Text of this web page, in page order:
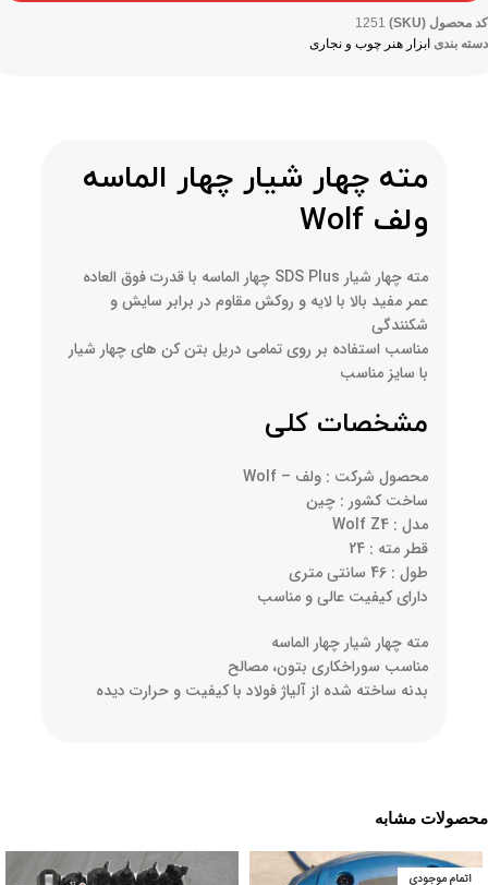
کد محصول (SKU)
1251
دسته بندی ابزار هنر چوب و نجاری
مته چهار شیار چهار الماسه
ولف Wolf
مته چهار شیار SDS Plus چهار الماسه با قدرت فوق العاده
عمر مفید بالا با لایه و روکش مقاوم در برابر سایش و
شکنندگی
مناسب استفاده بر روی تمامی دریل بتن کن های چهار شیار
با سایز مناسب
مشخصات کلی
محصول شرکت : ولف – Wolf
ساخت کشور : چین
مدل : Wolf Z4
قطر مته : 24
طول : 46 سانتی متری
دارای کیفیت عالی و مناسب
مته چهار شیار چهار الماسه
مناسب سوراخکاری بتون، مصالح
بدنه ساخته شده از آلیاژ فولاد با کیفیت و حرارت دیده
محصولات مشابه
اتمام موجودی